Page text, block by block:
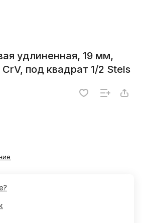
удлиненная, 19 мм,
под квадрат 1/2 Stels